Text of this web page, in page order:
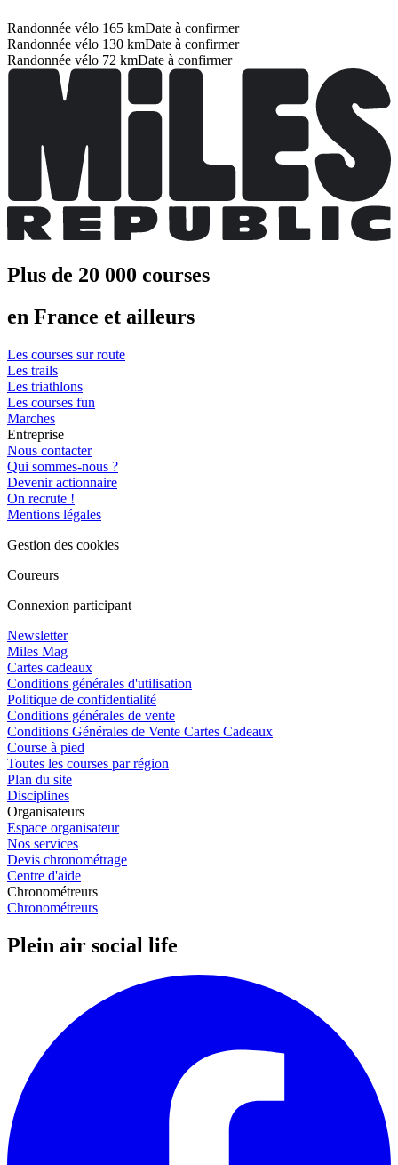
Randonnée vélo 165 kmDate à confirmer
Randonnée vélo 130 kmDate à confirmer
Randonnée vélo 72 kmDate à confirmer
Plus de 20 000 courses
en France et ailleurs
Les courses sur route
Les trails
Les triathlons
Les courses fun
Marches
Entreprise
Nous contacter
Qui sommes-nous ?
Devenir actionnaire
On recrute !
Mentions légales
Gestion des cookies
Coureurs
Connexion participant
Newsletter
Miles Mag
Cartes cadeaux
Conditions générales d'utilisation
Politique de confidentialité
Conditions générales de vente
Conditions Générales de Vente Cartes Cadeaux
Course à pied
Toutes les courses par région
Plan du site
Disciplines
Organisateurs
Espace organisateur
Nos services
Devis chronométrage
Centre d'aide
Chronométreurs
Chronométreurs
Plein air social life